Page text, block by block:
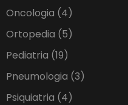
Oncologia (4)
Ortopedia (5)
Pediatria (19)
Pneumologia (3)
Psiquiatria (4)